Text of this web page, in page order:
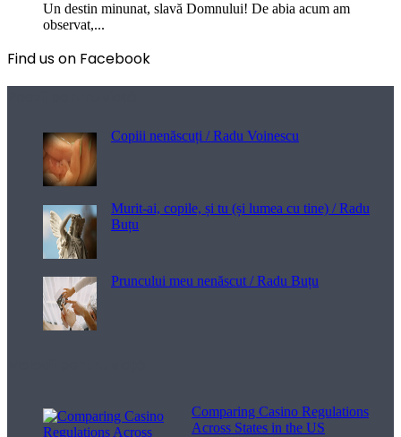
Un destin minunat, slavă Domnului! De abia acum am
observat,...
Find us on Facebook
Copiii nenăscuți / Radu Voinescu
Murit-ai, copile, și tu (și lumea cu tine) / Radu
Buțu
Pruncului meu nenăscut / Radu Buțu
Comparing Casino Regulations
Across States in the US